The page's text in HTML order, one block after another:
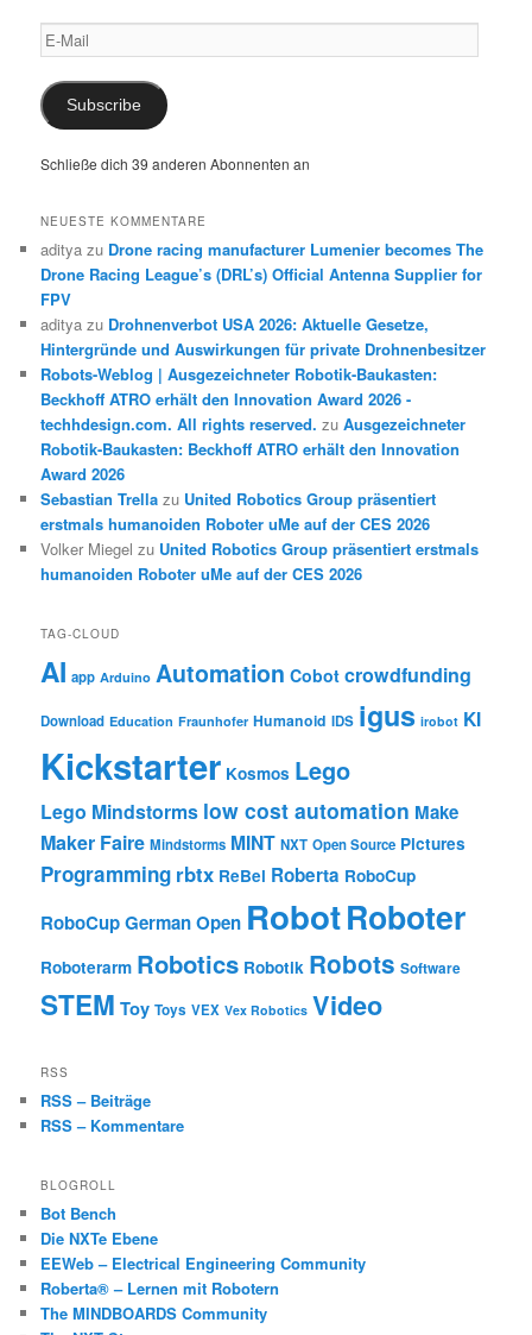
E-
Mail
Subscribe
Schließe dich 39 anderen Abonnenten an
NEUESTE KOMMENTARE
aditya zu Drone racing manufacturer Lumenier becomes The
Drone Racing League’s (DRL’s) Official Antenna Supplier for
FPV
aditya zu Drohnenverbot USA 2026: Aktuelle Gesetze,
Hintergründe und Auswirkungen für private Drohnenbesitzer
Robots-Weblog | Ausgezeichneter Robotik-Baukasten:
Beckhoff ATRO erhält den Innovation Award 2026 -
techhdesign.com. All rights reserved. zuAusgezeichneter
Robotik-Baukasten: Beckhoff ATRO erhält den Innovation
Award 2026
Sebastian Trella zu United Robotics Group präsentiert
erstmals humanoiden Roboter uMe auf der CES 2026
Volker Miegel zu United Robotics Group präsentiert erstmals
humanoiden Roboter uMe auf der CES 2026
TAG-CLOUD
AI app Arduino Automation Cobot crowdfunding
Download Education Fraunhofer Humanoid IDS igus irobot KI
Kickstarter Kosmos Lego
Lego Mindstorms low cost automation Make
Maker Faire Mindstorms MINT NXT Open Source Pictures
Programming rbtx ReBel Roberta RoboCup
RoboCup German Open RobotRoboter
Roboterarm Robotics Robotik Robots Software
STEM Toy Toys VEX Vex Robotics Video
RSS
RSS – Beiträge
RSS – Kommentare
BLOGROLL
Bot Bench
Die NXTe Ebene
EEWeb – Electrical Engineering Community
Roberta® – Lernen mit Robotern
The MINDBOARDS Community